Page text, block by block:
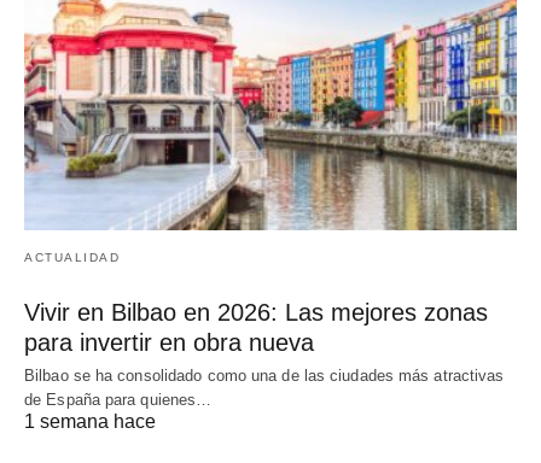
ACTUALIDAD
Vivir en Bilbao en 2026: Las mejores zonas
para invertir en obra nueva
Bilbao se ha consolidado como una de las ciudades más atractivas
de España para quienes…
1 semana hace